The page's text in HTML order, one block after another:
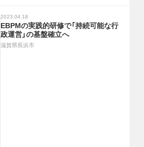
2023.04.18
EBPMの実践的研修で「持続可能な行
政運営」の基盤確立へ
滋賀県長浜市